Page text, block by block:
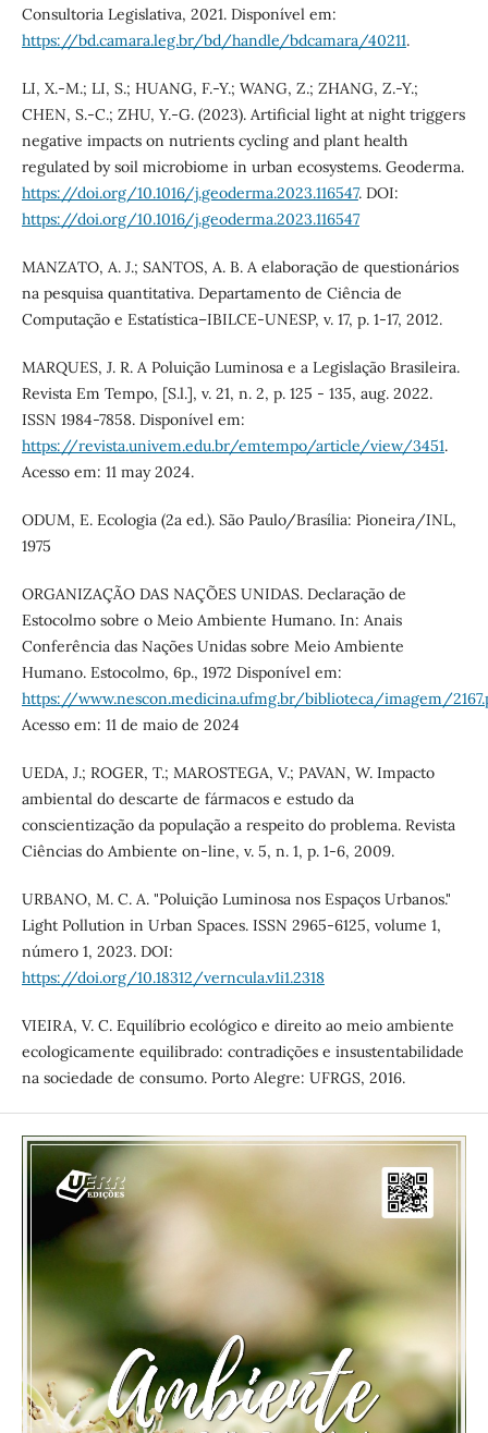
Consultoria Legislativa, 2021. Disponível em:
https://bd.camara.leg.br/bd/handle/bdcamara/40211.
LI, X.-M.; LI, S.; HUANG, F.-Y.; WANG, Z.; ZHANG, Z.-Y.;
CHEN, S.-C.; ZHU, Y.-G. (2023). Artificial light at night triggers
negative impacts on nutrients cycling and plant health
regulated by soil microbiome in urban ecosystems. Geoderma.
https://doi.org/10.1016/j.geoderma.2023.116547. DOI:
https://doi.org/10.1016/j.geoderma.2023.116547
MANZATO, A. J.; SANTOS, A. B. A elaboração de questionários
na pesquisa quantitativa. Departamento de Ciência de
Computação e Estatística–IBILCE-UNESP, v. 17, p. 1-17, 2012.
MARQUES, J. R. A Poluição Luminosa e a Legislação Brasileira.
Revista Em Tempo, [S.l.], v. 21, n. 2, p. 125 - 135, aug. 2022.
ISSN 1984-7858. Disponível em:
https://revista.univem.edu.br/emtempo/article/view/3451.
Acesso em: 11 may 2024.
ODUM, E. Ecologia (2a ed.). São Paulo/Brasília: Pioneira/INL,
1975
ORGANIZAÇÃO DAS NAÇÕES UNIDAS. Declaração de
Estocolmo sobre o Meio Ambiente Humano. In: Anais
Conferência das Nações Unidas sobre Meio Ambiente
Humano. Estocolmo, 6p., 1972 Disponível em:
https://www.nescon.medicina.ufmg.br/biblioteca/imagem/
Acesso em: 11 de maio de 2024
UEDA, J.; ROGER, T.; MAROSTEGA, V.; PAVAN, W. Impacto
ambiental do descarte de fármacos e estudo da
conscientização da população a respeito do problema. Revista
Ciências do Ambiente on-line, v. 5, n. 1, p. 1-6, 2009.
URBANO, M. C. A. "Poluição Luminosa nos Espaços Urbanos."
Light Pollution in Urban Spaces. ISSN 2965-6125, volume 1,
número 1, 2023. DOI:
https://doi.org/10.18312/verncula.v1i1.2318
VIEIRA, V. C. Equilíbrio ecológico e direito ao meio ambiente
ecologicamente equilibrado: contradições e insustentabilidade
na sociedade de consumo. Porto Alegre: UFRGS, 2016.